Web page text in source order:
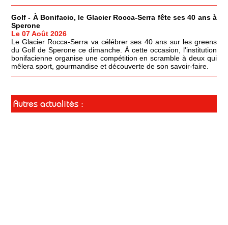
Golf - À Bonifacio, le Glacier Rocca-Serra fête ses 40 ans à
Sperone
Le 07 Août 2026
Le Glacier Rocca-Serra va célébrer ses 40 ans sur les greens
du Golf de Sperone ce dimanche. À cette occasion, l'institution
bonifacienne organise une compétition en scramble à deux qui
mêlera sport, gourmandise et découverte de son savoir-faire.
Autres actualités :